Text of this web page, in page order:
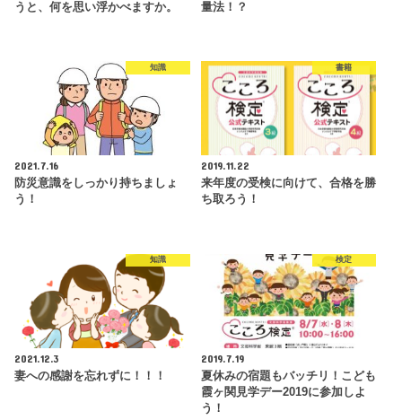
うと、何を思い浮かべますか。
量法！？
知識
2021.7.16
防災意識をしっかり持ちましょ
う！
書籍
2019.11.22
来年度の受検に向けて、合格を勝
ち取ろう！
知識
2021.12.3
妻への感謝を忘れずに！！！
検定
2019.7.19
夏休みの宿題もバッチリ！こども
霞ヶ関見学デー2019に参加しよ
う！